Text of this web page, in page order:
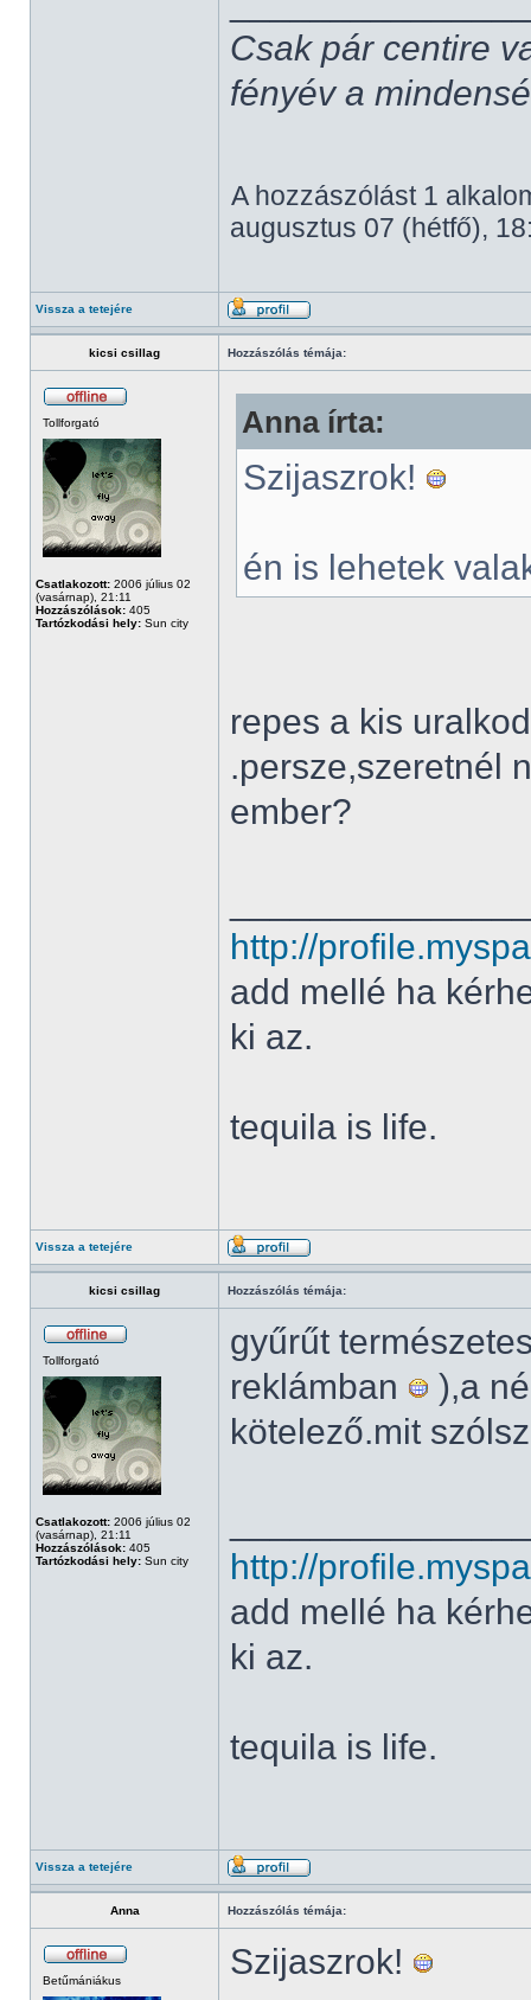
Csak pár centire
fényév a
A hozzászólást 1
augusztus 07 (hétfő),
Vissza a tetejére
kicsi csillag Hozzászólás témája:
Tollforgató
Csatlakozott: 2006 július 02
(vasárnap), 21:11
Hozzászólások: 405
Tartózkodási hely: Sun city
Anna írta:
Szijaszrok!
én is lehetek
repes a kis
.persze,szeretnél
ember?
http://
add mellé ha
ki az.
tequila is life.
Vissza a tetejére
kicsi csillag Hozzászólás témája:
Tollforgató
Csatlakozott: 2006 július 02
(vasárnap), 21:11
Hozzászólások: 405
Tartózkodási hely: Sun city
gyűrűt
reklámban
),a
kötelező.mit
http://
add mellé ha
ki az.
tequila is life.
Vissza a tetejére
Anna Hozzászólás témája:
Betűmániákus Szijaszrok!